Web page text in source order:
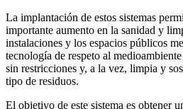
La implantación de estos sistemas
importante aumento en la sanidad y
instalaciones y los espacios públicos
tecnología de respeto al
sin restricciones y, a la vez, limpia y
tipo de residuos.
El objetivo de este sistema es obtener